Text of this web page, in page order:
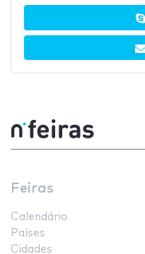
Feiras
Calendário
Países
Cidades